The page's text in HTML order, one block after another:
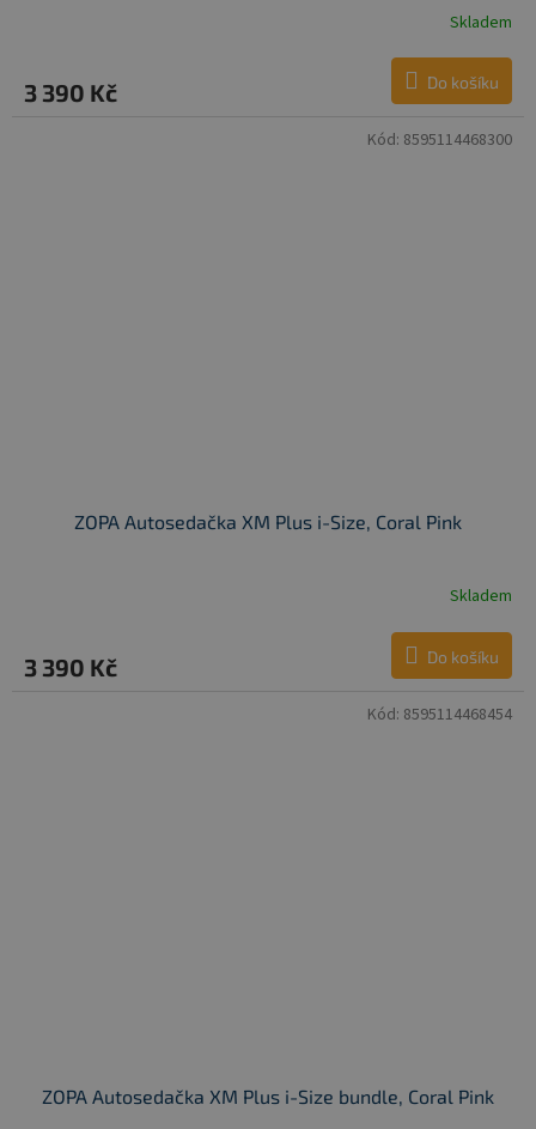
Skladem
3 390 Kč Do košíku
ZOPA Autosedačka XM Plus i-Size, Coral Pink
Skladem
3 390 Kč Do košíku
Kód: 8595114468300
ZOPA Autosedačka XM Plus i-Size bundle, Coral Pink
Kód: 8595114468454